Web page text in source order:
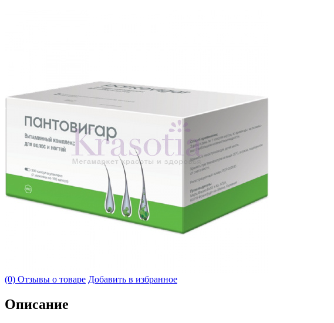
(0) Отзывы о товаре Добавить в избранное
Описание